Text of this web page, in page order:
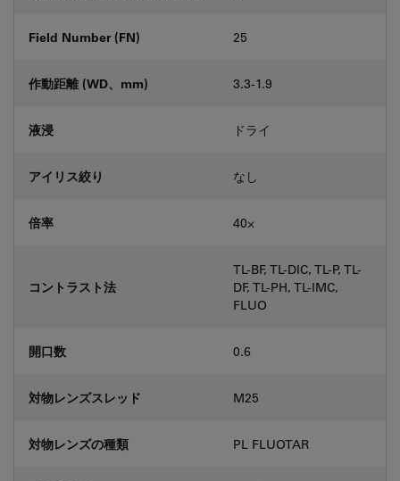
Field Number (FN) 25
作動距離 (WD、mm) 3.3-1.9
液浸 ドライ
アイリス絞り なし
倍率 40⨉
コントラスト法
TL-BF, TL-DIC, TL-P, TL-
DF, TL-PH, TL-IMC,
FLUO
開口数 0.6
対物レンズスレッド M25
対物レンズの種類 PL FLUOTAR